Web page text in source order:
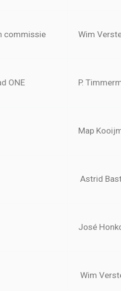
commissie Wim
ONE P.
Map
Astrid
José
Wim